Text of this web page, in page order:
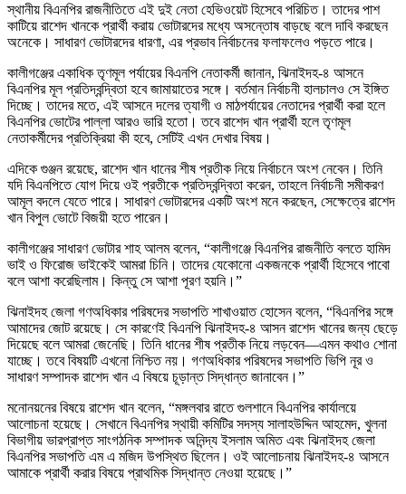
স্থানীয় বিএনপির রাজনীতিতে এই দুই নেতা হেভিওয়েট হিসেবে পরিচিত। তাদের পাশ
কাটিয়ে রাশেদ খানকে প্রার্থী করায় ভোটারদের মধ্যে অসন্তোষ বাড়ছে বলে দাবি করছেন
অনেকে। সাধারণ ভোটারদের ধারণা, এর প্রভাব নির্বাচনের ফলাফলেও পড়তে পারে।
কালীগঞ্জের একাধিক তৃণমূল পর্যায়ের বিএনপি নেতাকর্মী জানান, ঝিনাইদহ-৪ আসনে
বিএনপির মূল প্রতিদ্বন্দ্বিতা হবে জামায়াতের সঙ্গে। বর্তমান নির্বাচনী হালচালও সে ইঙ্গিত
দিচ্ছে। তাদের মতে, এই আসনে দলের ত্যাগী ও মাঠপর্যায়ের নেতাদের প্রার্থী করা হলে
বিএনপির ভোটের পাল্লা আরও ভারি হতো। তবে রাশেদ খান প্রার্থী হলে তৃণমূল
নেতাকর্মীদের প্রতিক্রিয়া কী হবে, সেটিই এখন দেখার বিষয়।
এদিকে গুঞ্জন রয়েছে, রাশেদ খান ধানের শীষ প্রতীক নিয়ে নির্বাচনে অংশ নেবেন। তিনি
যদি বিএনপিতে যোগ দিয়ে ওই প্রতীকে প্রতিদ্বন্দ্বিতা করেন, তাহলে নির্বাচনী সমীকরণ
আমূল বদলে যেতে পারে। সাধারণ ভোটারদের একটি অংশ মনে করছেন, সেক্ষেত্রে রাশেদ
খান বিপুল ভোটে বিজয়ী হতে পারেন।
কালীগঞ্জের সাধারণ ভোটার শাহ আলম বলেন, “কালীগঞ্জে বিএনপির রাজনীতি বলতে হামিদ
ভাই ও ফিরোজ ভাইকেই আমরা চিনি। তাদের যেকোনো একজনকে প্রার্থী হিসেবে পাবো
বলে আশা করেছিলাম। কিন্তু সে আশা পূরণ হয়নি।”
ঝিনাইদহ জেলা গণঅধিকার পরিষদের সভাপতি শাখাওয়াত হোসেন বলেন, “বিএনপির সঙ্গে
আমাদের জোট রয়েছে। সে কারণেই বিএনপি ঝিনাইদহ-৪ আসন রাশেদ খানের জন্য ছেড়ে
দিয়েছে বলে আমরা জেনেছি। তিনি ধানের শীষ প্রতীক নিয়ে লড়বেন—এমন কথাও শোনা
যাচ্ছে। তবে বিষয়টি এখনো নিশ্চিত নয়। গণঅধিকার পরিষদের সভাপতি ভিপি নূর ও
সাধারণ সম্পাদক রাশেদ খান এ বিষয়ে চূড়ান্ত সিদ্ধান্ত জানাবেন।”
মনোনয়নের বিষয়ে রাশেদ খান বলেন, “মঙ্গলবার রাতে গুলশানে বিএনপির কার্যালয়ে
আলোচনা হয়েছে। সেখানে বিএনপির স্থায়ী কমিটির সদস্য সালাহউদ্দিন আহমেদ, খুলনা
বিভাগীয় ভারপ্রাপ্ত সাংগঠনিক সম্পাদক অনিন্দ্য ইসলাম অমিত এবং ঝিনাইদহ জেলা
বিএনপির সভাপতি এম এ মজিদ উপস্থিত ছিলেন। ওই আলোচনায় ঝিনাইদহ-৪ আসনে
আমাকে প্রার্থী করার বিষয়ে প্রাথমিক সিদ্ধান্ত নেওয়া হয়েছে।”